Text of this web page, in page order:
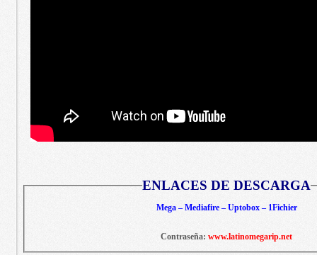
ENLACES DE DESCARGA
Mega – Mediafire – Uptobox – 1Fichier
Contraseña: www.latinomegarip.net